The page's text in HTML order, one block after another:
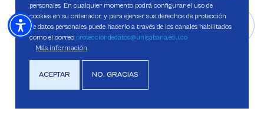
personales. En cualquier momento podrá configurar el uso de
cookies en su ordenador, y para ejercer sus derechos de protección
de datos personales puede hacerlo a través de los canales habilitados
como el correo protecciondedatos@unisabana.edu.co
Más información
ACEPTAR NO, GRACIAS